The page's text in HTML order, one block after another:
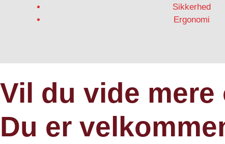
Sikkerhed
Ergonomi
Vil du vide
Du er